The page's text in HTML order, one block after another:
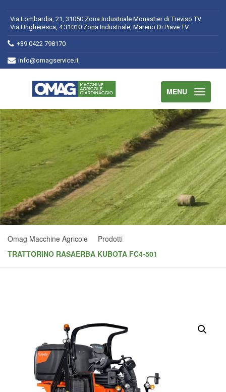
Via Lombardia, 21, 31050 Zona Industriale Monastier di Treviso TV
Via Ungheresca, 4 31010 Zona Industriale, Mareno Di Piave TV
+39 0422 798170
info@omagservice.it
MENU
Omag Macchine Agricole
Prodotti
TRATTORINO RASAERBA KUBOTA FC4-501